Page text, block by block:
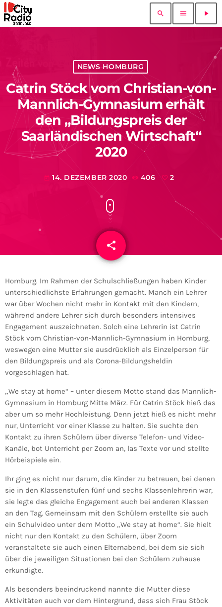
search menu play_arrow
NEWS HOMBURG
Catrin Stöck vom Christian-von-
Mannlich-Gymnasium erhält
den „Bildungspreis der
Saarländischen Wirtschaft“
2020
today 14. DEZEMBER 2020 406 2
share
email
Homburg. Im Rahmen der Schulschließungen haben Kinder
unterschiedlichste Erfahrungen gemacht. Manch ein Lehrer
war über Wochen nicht mehr in Kontakt mit den Kindern,
während andere Lehrer sich durch besonders intensives
Engagement auszeichneten. Solch eine Lehrerin ist Catrin
Stöck vom Christian-von-Mannlich-Gymnasium in Homburg,
weswegen eine Mutter sie ausdrücklich als Einzelperson für
den Bildungspreis und als Corona-Bildungsheldin
vorgeschlagen hat.
„We stay at home“ – unter diesem Motto stand das Mannlich-
Gymnasium in Homburg Mitte März. Für Catrin Stöck hieß das
aber um so mehr Hochleistung. Denn jetzt hieß es nicht mehr
nur, Unterricht vor einer Klasse zu halten. Sie suchte den
Kontakt zu ihren Schülern über diverse Telefon- und Video-
Kanäle, bot Unterricht per Zoom an, las Texte vor und stellte
Hörbeispiele ein.
Ihr ging es nicht nur darum, die Kinder zu betreuen, bei denen
sie in den Klassenstufen fünf und sechs Klassenlehrerin war,
sie legte das gleiche Engagement auch bei anderen Klassen
an den Tag. Gemeinsam mit den Schülern erstellte sie auch
ein Schulvideo unter dem Motto „We stay at home“. Sie hielt
nicht nur den Kontakt zu den Schülern, über Zoom
veranstaltete sie auch einen Elternabend, bei dem sie sich
über die jeweiligen Situationen bei den Schülern zuhause
erkundigte.
Als besonders beeindruckend nannte die Mutter diese
Aktivitäten auch vor dem Hintergrund, dass sich Frau Stöck